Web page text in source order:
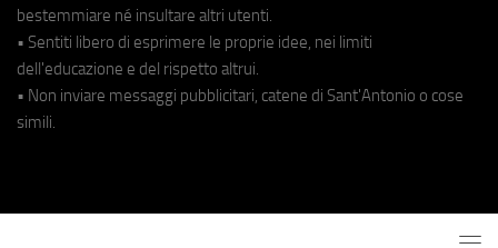
bestemmiare né insultare altri utenti.
• Sentiti libero di esprimere le proprie idee, nei limiti
dell'educazione e del rispetto altrui.
• Non inviare messaggi pubblicitari, catene di Sant'Antonio o cose
simili.